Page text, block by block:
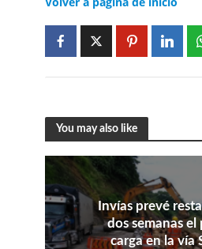
You may also like
Invías prevé
dos semanas el
carga en la vía